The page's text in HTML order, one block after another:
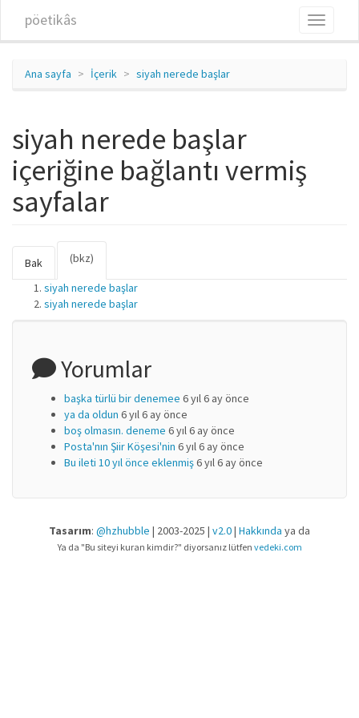
pöetikâs
Toggle
Ana sayfa İçerik siyah nerede başlar
siyah nerede başlar
içeriğine bağlantı vermiş
sayfalar
Birincil sekmeler
Bak (bkz)
siyah nerede başlar
siyah nerede başlar
Yorumlar
başka türlü bir denemee 6 yıl 6 ay önce
ya da oldun 6 yıl 6 ay önce
boş olmasın. deneme 6 yıl 6 ay önce
Posta'nın Şiir Köşesi'nin 6 yıl 6 ay önce
Bu ileti 10 yıl önce eklenmiş6 yıl 6 ay önce
Tasarım: @hzhubble | 2003-2025 | v2.0| Hakkında ya da
Ya da "Bu siteyi kuran kimdir?" diyorsanız lütfen vedeki.com